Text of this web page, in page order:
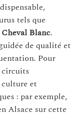
tels que
Blanc.
de qualité et
Pour
circuits
et
: par exemple,
Alsace sur cette